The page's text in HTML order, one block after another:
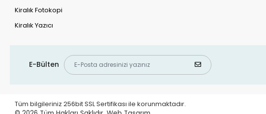
Kiralık Fotokopi
Kiralık Yazıcı
E-Bülten
Tüm bilgileriniz 256bit SSL Sertifikası ile korunmaktadır.